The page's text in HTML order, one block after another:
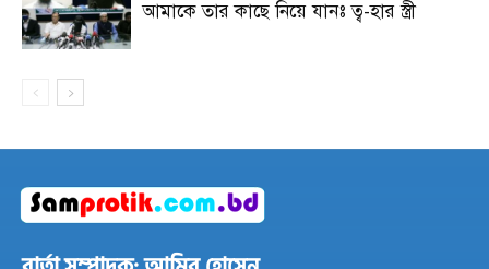
আমাকে তার কাছে নিয়ে যানঃ ত্ব-হার স্ত্রী